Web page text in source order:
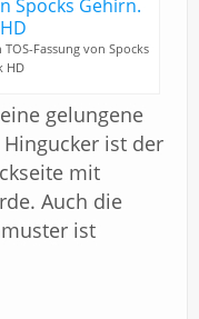
Fassung von Spocks
HD
gelungene
Hingucker ist der
mit
Auch die
ist